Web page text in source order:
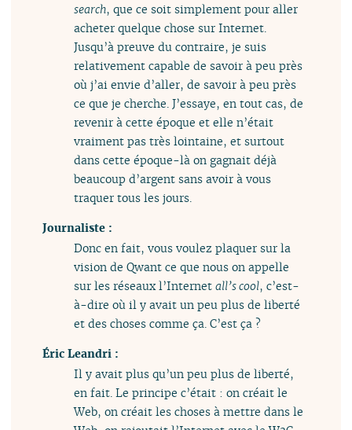
search, que ce soit simplement pour aller
acheter quelque chose sur Internet.
Jusqu’à preuve du contraire, je suis
relativement capable de savoir à peu près
où j’ai envie d’aller, de savoir à peu près
ce que je cherche. J’essaye, en tout cas, de
revenir à cette époque et elle n’était
vraiment pas très lointaine, et surtout
dans cette époque-là on gagnait déjà
beaucoup d’argent sans avoir à vous
traquer tous les jours.
Journaliste :
Donc en fait, vous voulez plaquer sur la
vision de Qwant ce que nous on appelle
sur les réseaux l’Internetall’s cool, c’est-
à-dire où il y avait un peu plus de liberté
et des choses comme ça. C’est ça ?
Éric Leandri :
Il y avait plus qu’un peu plus de liberté,
en fait. Le principe c’était : on créait le
Web, on créait les choses à mettre dans le